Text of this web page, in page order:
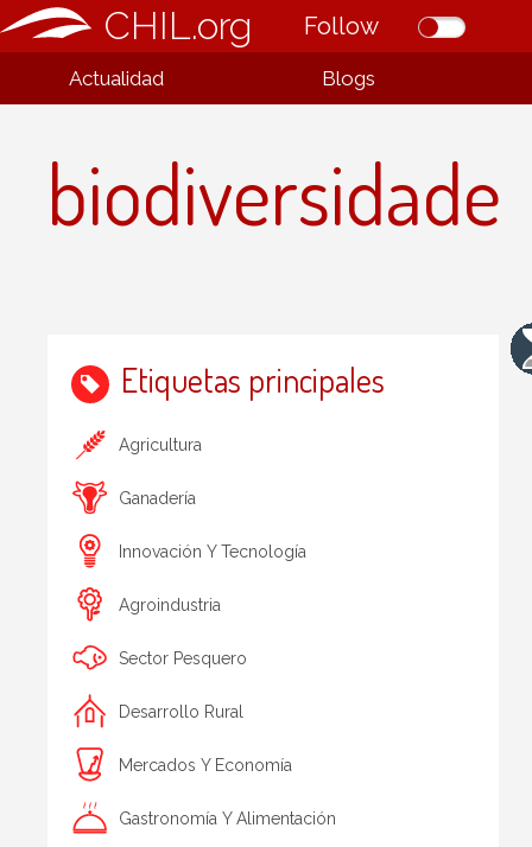
CHIL.org Follow
Actualidad Blogs
biodiversidade
Etiquetas principales
Agricultura
Ganadería
Innovación Y Tecnología
Agroindustria
Sector Pesquero
Desarrollo Rural
Mercados Y Economía
Gastronomía Y Alimentación